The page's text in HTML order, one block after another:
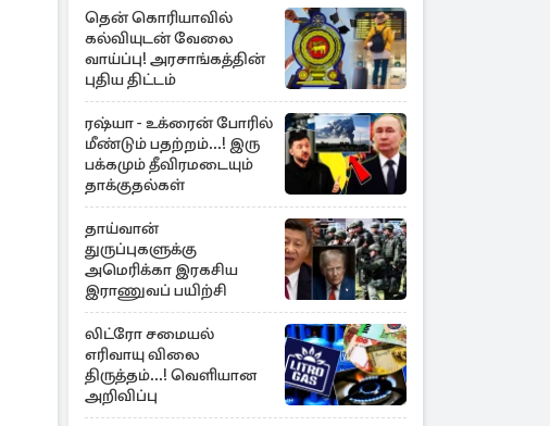
தென் கொரியாவில்
கல்வியுடன் வேலை
வாய்ப்பு! அரசாங்கத்தின்
புதிய திட்டம்
ரஷ்யா - உக்ரைன் போரில்
மீண்டும் பதற்றம்...! இரு
பக்கமும் தீவிரமடையும்
தாக்குதல்கள்
தாய்வான்
துருப்புகளுக்கு
அமெரிக்கா இரகசிய
இராணுவப் பயிற்சி
லிட்ரோ சமையல்
எரிவாயு விலை
திருத்தம்...! வெளியான
அறிவிப்பு